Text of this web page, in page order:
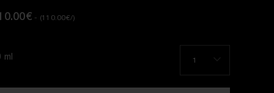
- (110.00€/)
ml 1